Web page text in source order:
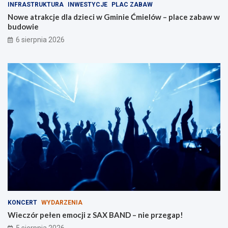
d
l
a
r
z
i
n
z
i
e
INFRASTRUKTURA INWESTYCJE PLAC ZABAW
Nowe atrakcje dla dzieci w Gminie Ćmielów – place zabaw w
budowie
6 sierpnia 2026
KONCERT WYDARZENIA
Wieczór pełen emocji z SAX BAND – nie przegap!